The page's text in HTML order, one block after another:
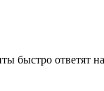
быстро ответят